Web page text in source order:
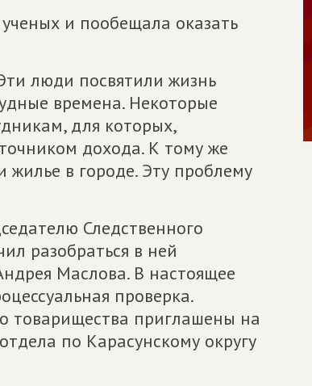
и пообещала оказать
люди посвятили жизнь
времена. Некоторые
для которых,
дохода. К тому же
жилье в городе. Эту проблему
Следственного
разобраться в ней
Маслова. В настоящее
проверка.
товарищества приглашены на
по Карасунскому округу